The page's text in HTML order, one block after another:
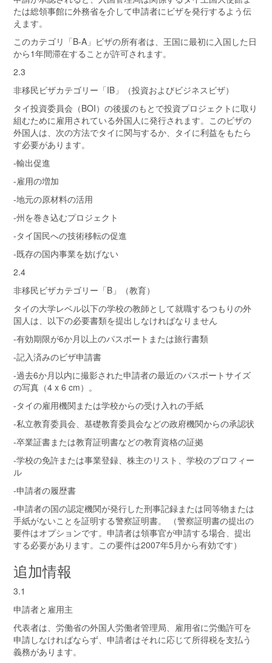
たは総領事館に外務省を介して申請者にビザを発行するよう伝
えます。
このカテゴリ「B-A」ビザの所有者は、王国に最初に入国した日
から1年間滞在することが許可されます。
2.3
非移民ビザカテゴリー「IB」（投資およびビジネスビザ）
タイ投資委員会（BOI）の後援のもとで投資プロジェクトに取り
組むために雇用されている外国人に発行されます。このビザの
外国人は、次の方法でタイに関与するか、タイに利益をもたら
す必要があります。
-輸出促進
-雇用の増加
-地元の原材料の活用
-州を巻き込むプロジェクト
-タイ国民への技術移転の促進
-既存の国内事業を妨げない
2.4
非移民ビザカテゴリー「B」（教育）
タイの大学レベル以下の学校の教師として就職するつもりの外
国人は、以下の必要書類を提出しなければなりません
-有効期限が6か月以上のパスポートまたは旅行書類
-記入済みのビザ申請書
-過去6か月以内に撮影された申請者の最近のパスポートサイズ
の写真（4 x 6 cm）。
-タイの雇用機関または学校からの受け入れの手紙
-私立教育委員会、基礎教育委員会などの政府機関からの承認状
-卒業証書または教育証明書などの教育資格の証拠
-学校の免許または事業登録、株主のリスト、学校のプロフィー
ル
-申請者の履歴書
-申請者の国の認定機関が発行した刑事記録または同等物または
手紙がないことを証明する警察証明書。 （警察証明書の提出の
要件はオプションです。申請者は領事官が申請する場合、提出
する必要があります。この要件は2007年5月から有効です）
追加情報
3.1
申請者と雇用主
代表者は、労働省の外国人労働者管理局、雇用省に労働許可を
申請しなければならず、申請者はそれに応じて所得税を支払う
義務があります。